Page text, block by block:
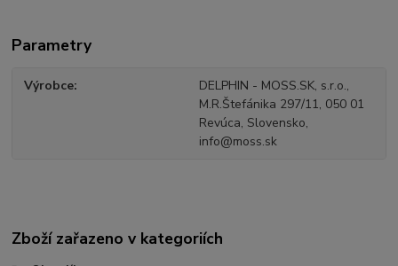
Parametry
Výrobce
DELPHIN - MOSS.SK, s.r.o.,
M.R.Štefánika 297/11, 050 01
Revúca, Slovensko,
info@moss.sk
Zboží zařazeno v kategoriích